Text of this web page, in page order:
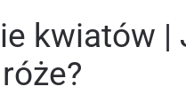
kwiatów |